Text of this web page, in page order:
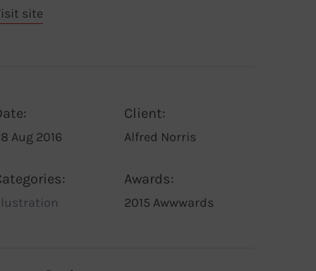
site
Aug 2016
Client:
Alfred Norris
Awards:
2015 Awwwards